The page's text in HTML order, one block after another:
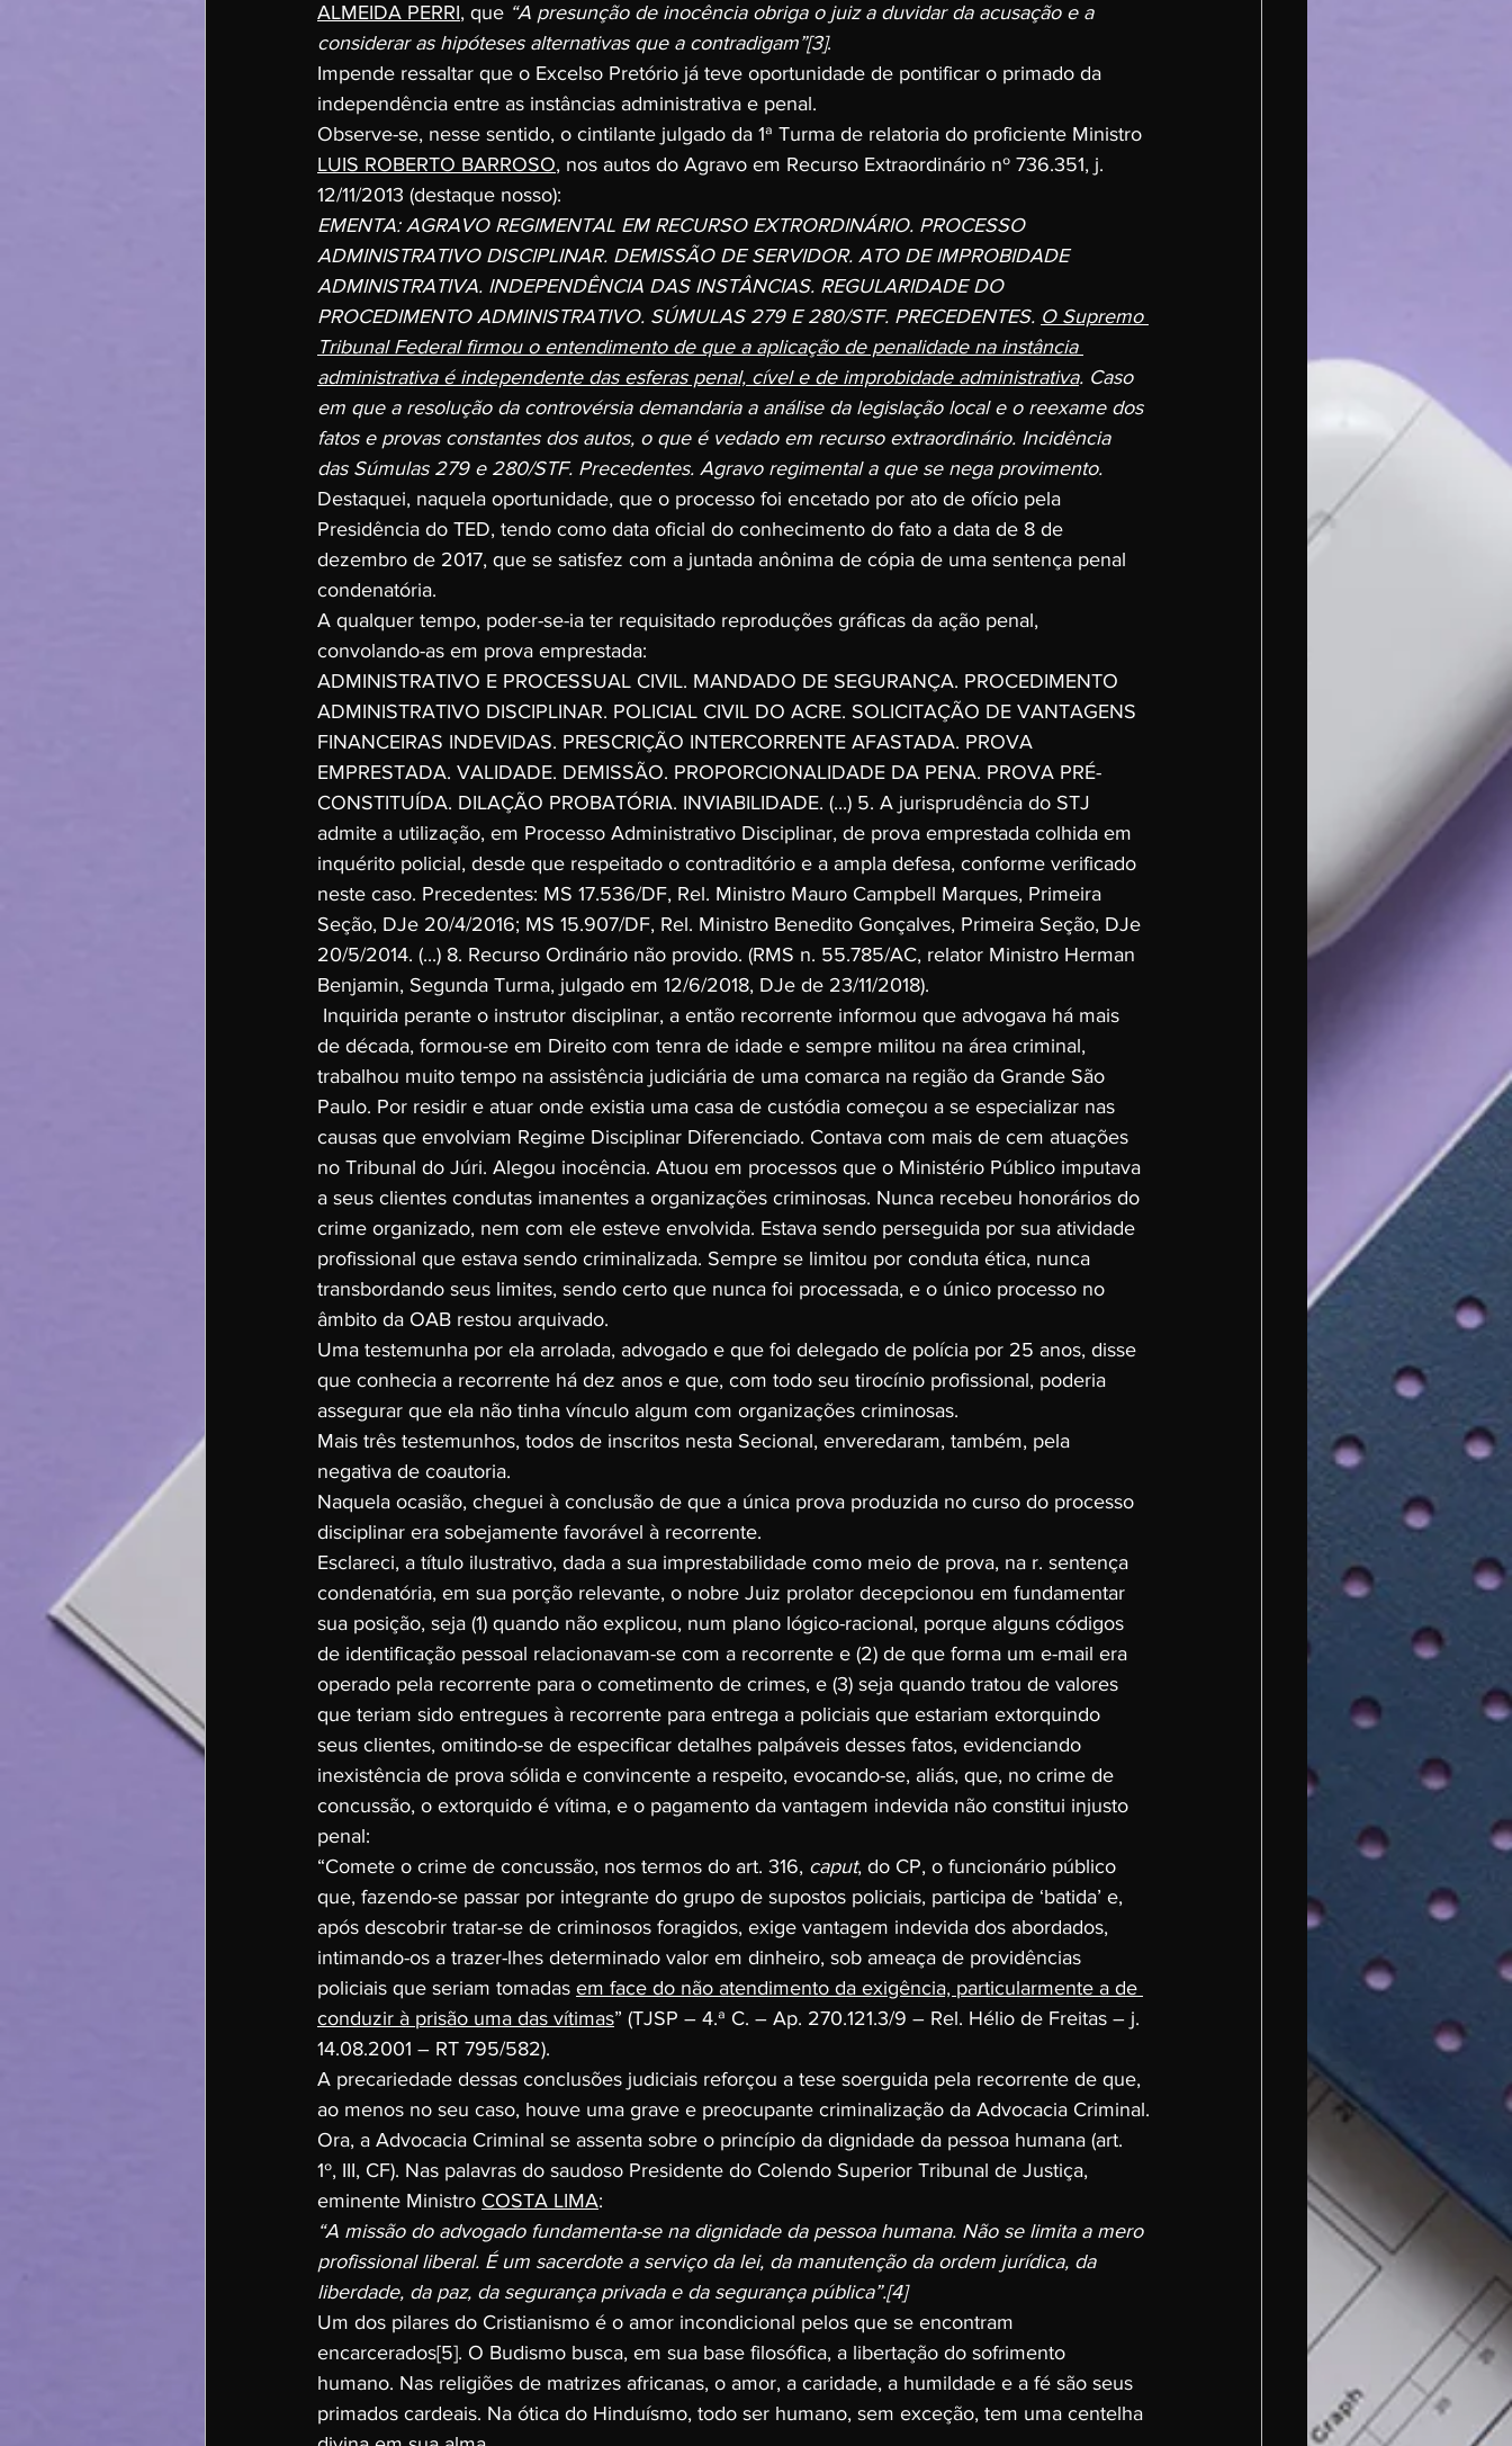
ALMEIDA PERRI, que “A presunção de inocência obriga o juiz a duvidar da acusação e a
considerar as hipóteses alternativas que a contradigam”[3].
Impende ressaltar que o Excelso Pretório já teve oportunidade de pontificar o primado da
independência entre as instâncias administrativa e penal.
Observe-se, nesse sentido, o cintilante julgado da 1ª Turma de relatoria do proficiente Ministro
LUIS ROBERTO BARROSO, nos autos do Agravo em Recurso Extraordinário nº 736.351, j.
12/11/2013 (destaque nosso):
EMENTA: AGRAVO REGIMENTAL EM RECURSO EXTRORDINÁRIO. PROCESSO
ADMINISTRATIVO DISCIPLINAR. DEMISSÃO DE SERVIDOR. ATO DE IMPROBIDADE
ADMINISTRATIVA. INDEPENDÊNCIA DAS INSTÂNCIAS. REGULARIDADE DO
PROCEDIMENTO ADMINISTRATIVO. SÚMULAS 279 E 280/STF. PRECEDENTES. O Supremo
Tribunal Federal firmou o entendimento de que a aplicação de penalidade na instância
administrativa é independente das esferas penal, cível e de improbidade administrativa. Caso
em que a resolução da controvérsia demandaria a análise da legislação local e o reexame dos
fatos e provas constantes dos autos, o que é vedado em recurso extraordinário. Incidência
das Súmulas 279 e 280/STF. Precedentes. Agravo regimental a que se nega provimento.
Destaquei, naquela oportunidade, que o processo foi encetado por ato de ofício pela
Presidência do TED, tendo como data oficial do conhecimento do fato a data de 8 de
dezembro de 2017, que se satisfez com a juntada anônima de cópia de uma sentença penal
condenatória.
A qualquer tempo, poder-se-ia ter requisitado reproduções gráficas da ação penal,
convolando-as em prova emprestada:
ADMINISTRATIVO E PROCESSUAL CIVIL. MANDADO DE SEGURANÇA. PROCEDIMENTO
ADMINISTRATIVO DISCIPLINAR. POLICIAL CIVIL DO ACRE. SOLICITAÇÃO DE VANTAGENS
FINANCEIRAS INDEVIDAS. PRESCRIÇÃO INTERCORRENTE AFASTADA. PROVA
EMPRESTADA. VALIDADE. DEMISSÃO. PROPORCIONALIDADE DA PENA. PROVA PRÉ-
CONSTITUÍDA. DILAÇÃO PROBATÓRIA. INVIABILIDADE. (...) 5. A jurisprudência do STJ
admite a utilização, em Processo Administrativo Disciplinar, de prova emprestada colhida em
inquérito policial, desde que respeitado o contraditório e a ampla defesa, conforme verificado
neste caso. Precedentes: MS 17.536/DF, Rel. Ministro Mauro Campbell Marques, Primeira
Seção, DJe 20/4/2016; MS 15.907/DF, Rel. Ministro Benedito Gonçalves, Primeira Seção, DJe
20/5/2014. (...) 8. Recurso Ordinário não provido. (RMS n. 55.785/AC, relator Ministro Herman
Benjamin, Segunda Turma, julgado em 12/6/2018, DJe de 23/11/2018).
Inquirida perante o instrutor disciplinar, a então recorrente informou que advogava há mais
de década, formou-se em Direito com tenra de idade e sempre militou na área criminal,
trabalhou muito tempo na assistência judiciária de uma comarca na região da Grande São
Paulo. Por residir e atuar onde existia uma casa de custódia começou a se especializar nas
causas que envolviam Regime Disciplinar Diferenciado. Contava com mais de cem atuações
no Tribunal do Júri. Alegou inocência. Atuou em processos que o Ministério Público imputava
a seus clientes condutas imanentes a organizações criminosas. Nunca recebeu honorários do
crime organizado, nem com ele esteve envolvida. Estava sendo perseguida por sua atividade
profissional que estava sendo criminalizada. Sempre se limitou por conduta ética, nunca
transbordando seus limites, sendo certo que nunca foi processada, e o único processo no
âmbito da OAB restou arquivado.
Uma testemunha por ela arrolada, advogado e que foi delegado de polícia por 25 anos, disse
que conhecia a recorrente há dez anos e que, com todo seu tirocínio profissional, poderia
assegurar que ela não tinha vínculo algum com organizações criminosas.
Mais três testemunhos, todos de inscritos nesta Secional, enveredaram, também, pela
negativa de coautoria.
Naquela ocasião, cheguei à conclusão de que a única prova produzida no curso do processo
disciplinar era sobejamente favorável à recorrente.
Esclareci, a título ilustrativo, dada a sua imprestabilidade como meio de prova, na r. sentença
condenatória, em sua porção relevante, o nobre Juiz prolator decepcionou em fundamentar
sua posição, seja (1) quando não explicou, num plano lógico-racional, porque alguns códigos
de identificação pessoal relacionavam-se com a recorrente e (2) de que forma um e-mail era
operado pela recorrente para o cometimento de crimes, e (3) seja quando tratou de valores
que teriam sido entregues à recorrente para entrega a policiais que estariam extorquindo
seus clientes, omitindo-se de especificar detalhes palpáveis desses fatos, evidenciando
inexistência de prova sólida e convincente a respeito, evocando-se, aliás, que, no crime de
concussão, o extorquido é vítima, e o pagamento da vantagem indevida não constitui injusto
penal:
“Comete o crime de concussão, nos termos do art. 316, caput, do CP, o funcionário público
que, fazendo-se passar por integrante do grupo de supostos policiais, participa de ‘batida’ e,
após descobrir tratar-se de criminosos foragidos, exige vantagem indevida dos abordados,
intimando-os a trazer-lhes determinado valor em dinheiro, sob ameaça de providências
policiais que seriam tomadas em face do não atendimento da exigência, particularmente a de
conduzir à prisão uma das vítimas” (TJSP – 4.ª C. – Ap. 270.121.3/9 – Rel. Hélio de Freitas – j.
14.08.2001 – RT 795/582).
A precariedade dessas conclusões judiciais reforçou a tese soerguida pela recorrente de que,
ao menos no seu caso, houve uma grave e preocupante criminalização da Advocacia Criminal.
Ora, a Advocacia Criminal se assenta sobre o princípio da dignidade da pessoa humana (art.
1º, III, CF). Nas palavras do saudoso Presidente do Colendo Superior Tribunal de Justiça,
eminente Ministro COSTA LIMA:
“A missão do advogado fundamenta-se na dignidade da pessoa humana. Não se limita a mero
profissional liberal. É um sacerdote a serviço da lei, da manutenção da ordem jurídica, da
liberdade, da paz, da segurança privada e da segurança pública”.[4]
Um dos pilares do Cristianismo é o amor incondicional pelos que se encontram
encarcerados[5]. O Budismo busca, em sua base filosófica, a libertação do sofrimento
humano. Nas religiões de matrizes africanas, o amor, a caridade, a humildade e a fé são seus
primados cardeais. Na ótica do Hinduísmo, todo ser humano, sem exceção, tem uma centelha